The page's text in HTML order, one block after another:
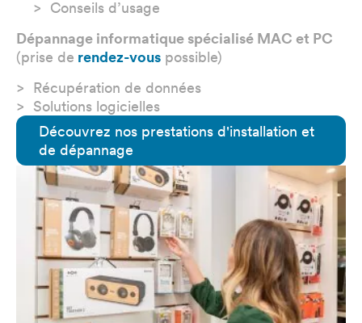
Conseils d’usage
Dépannage informatique spécialisé MAC et PC
(prise de rendez-vous possible)
Récupération de données
Solutions logicielles
Découvrez nos prestations d'installation et
de dépannage